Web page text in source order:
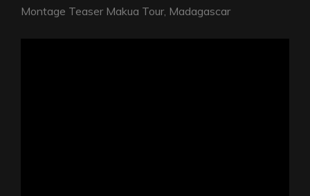
Montage Teaser Makua Tour, Madagascar